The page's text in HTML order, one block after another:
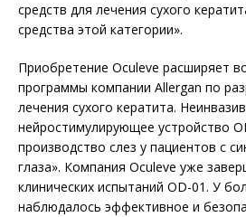
средств для лечения сухого
средства этой категории».
Приобретение Oculeve расширяет
программы компании Allergan по
лечения сухого кератита.
нейростимулирующее устройство
производство слез у пациентов с
глаза». Компания Oculeve уже
клинических испытаний OD-01. У
наблюдалось эффективное и